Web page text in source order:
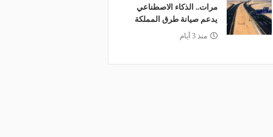
مرات.. الذكاء الاصطناعي
يدعم صيانة طرق المملكة
منذ 3 أيام